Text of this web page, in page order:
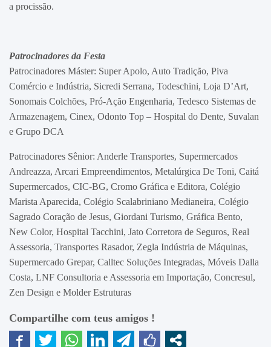
a procissão.
Patrocinadores da Festa
Patrocinadores Máster: Super Apolo, Auto Tradição, Piva
Comércio e Indústria, Sicredi Serrana, Todeschini, Loja D’Art,
Sonomais Colchões, Pró-Ação Engenharia, Tedesco Sistemas de
Armazenagem, Cinex, Odonto Top – Hospital do Dente, Suvalan
e Grupo DCA
Patrocinadores Sênior: Anderle Transportes, Supermercados
Andreazza, Arcari Empreendimentos, Metalúrgica De Toni, Caitá
Supermercados, CIC-BG, Cromo Gráfica e Editora, Colégio
Marista Aparecida, Colégio Scalabriniano Medianeira, Colégio
Sagrado Coração de Jesus, Giordani Turismo, Gráfica Bento,
New Color, Hospital Tacchini, Jato Corretora de Seguros, Real
Assessoria, Transportes Rasador, Zegla Indústria de Máquinas,
Supermercado Grepar, Calltec Soluções Integradas, Móveis Dalla
Costa, LNF Consultoria e Assessoria em Importação, Concresul,
Zen Design e Molder Estruturas
Compartilhe com teus amigos !